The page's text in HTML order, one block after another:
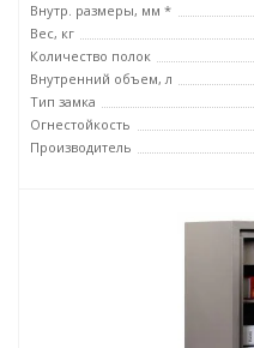
Внутр. размеры, мм *
Вес, кг
Количество полок
Внутренний объем, л
Тип замка
Огнестойкость
Производитель